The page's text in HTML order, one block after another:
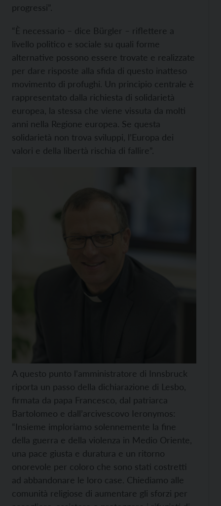
progressi”.
“È necessario – dice Bürgler – riflettere a
livello politico e sociale su quali forme
alternative possono essere trovate e realizzate
per dare risposte alla sfida di questo inatteso
movimento di profughi. Un principio centrale è
rappresentato dalla richiesta di solidarietà
europea, la stessa che viene vissuta da molti
anni nella Regione europea. Se questa
solidarietà non trova sviluppi, l’Europa dei
valori e della libertà rischia di fallire”.
A questo punto l’amministratore di Innsbruck
riporta un passo della dichiarazione di Lesbo,
firmata da papa Francesco, dal patriarca
Bartolomeo e dall’arcivescovo Ieronymos:
“Insieme imploriamo solennemente la fine
della guerra e della violenza in Medio Oriente,
una pace giusta e duratura e un ritorno
onorevole per coloro che sono stati costretti
ad abbandonare le loro case. Chiediamo alle
comunità religiose di aumentare gli sforzi per